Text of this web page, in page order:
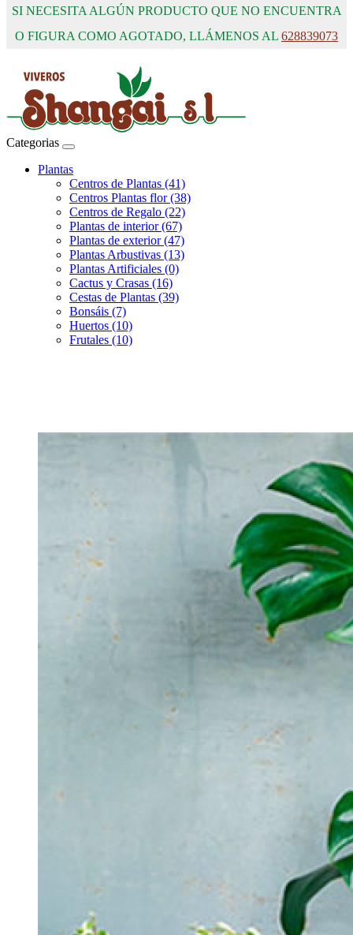
SI NECESITA ALGÚN PRODUCTO QUE NO ENCUENTRA
O FIGURA COMO AGOTADO, LLÁMENOS AL 628839073
Categorias
Plantas
Centros de Plantas (41)
Centros Plantas flor (38)
Centros de Regalo (22)
Plantas de interior (67)
Plantas de exterior (47)
Plantas Arbustivas (13)
Plantas Artificiales (0)
Cactus y Crasas (16)
Cestas de Plantas (39)
Bonsáis (7)
Huertos (10)
Frutales (10)